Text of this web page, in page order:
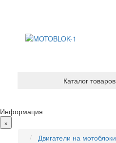
Каталог товаров
Информация
×
Двигатели на мотоблоки